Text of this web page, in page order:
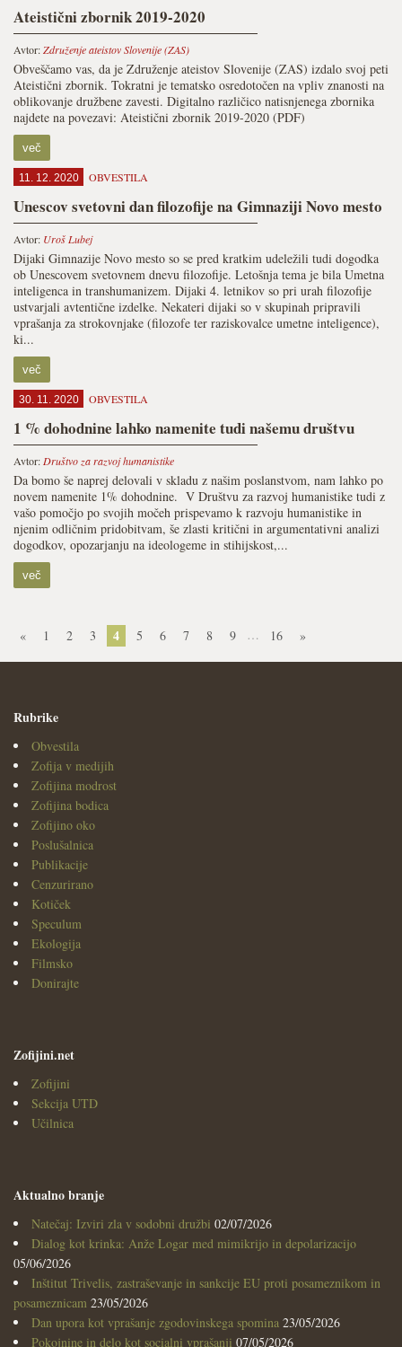
Ateistični zbornik 2019-2020
Avtor:Združenje ateistov Slovenije (ZAS)
Obveščamo vas, da je Združenje ateistov Slovenije (ZAS) izdalo svoj peti
Ateistični zbornik. Tokratni je tematsko osredotočen na vpliv znanosti na
oblikovanje družbene zavesti. Digitalno različico natisnjenega zbornika
najdete na povezavi: Ateistični zbornik 2019-2020 (PDF)
več
11. 12. 2020 OBVESTILA
Unescov svetovni dan filozofije na Gimnaziji Novo mesto
Avtor: Uroš Lubej
Dijaki Gimnazije Novo mesto so se pred kratkim udeležili tudi dogodka
ob Unescovem svetovnem dnevu filozofije. Letošnja tema je bila Umetna
inteligenca in transhumanizem. Dijaki 4. letnikov so pri urah filozofije
ustvarjali avtentične izdelke. Nekateri dijaki so v skupinah pripravili
vprašanja za strokovnjake (filozofe ter raziskovalce umetne inteligence),
ki...
več
30. 11. 2020 OBVESTILA
1 % dohodnine lahko namenite tudi našemu društvu
Avtor: Društvo za razvoj humanistike
Da bomo še naprej delovali v skladu z našim poslanstvom, nam lahko po
novem namenite 1% dohodnine. V Društvu za razvoj humanistike tudi z
vašo pomočjo po svojih močeh prispevamo k razvoju humanistike in
njenim odličnim pridobitvam, še zlasti kritični in argumentativni analizi
dogodkov, opozarjanju na ideologeme in stihijskost,...
več
« 1 2 3 4 5 6 7 8 9 … 16 »
Rubrike
Obvestila
Zofija v medijih
Zofijina modrost
Zofijina bodica
Zofijino oko
Poslušalnica
Publikacije
Cenzurirano
Kotiček
Speculum
Ekologija
Filmsko
Donirajte
Zofijini.net
Zofijini
Sekcija UTD
Učilnica
Aktualno branje
Natečaj: Izviri zla v sodobni družbi 02/07/2026
Dialog kot krinka: Anže Logar med mimikrijo in depolarizacijo
05/06/2026
Inštitut Trivelis, zastraševanje in sankcije EU proti posameznikom in
posameznicam 23/05/2026
Dan upora kot vprašanje zgodovinskega spomina 23/05/2026
Pokojnine in delo kot socialni vprašanji 07/05/2026